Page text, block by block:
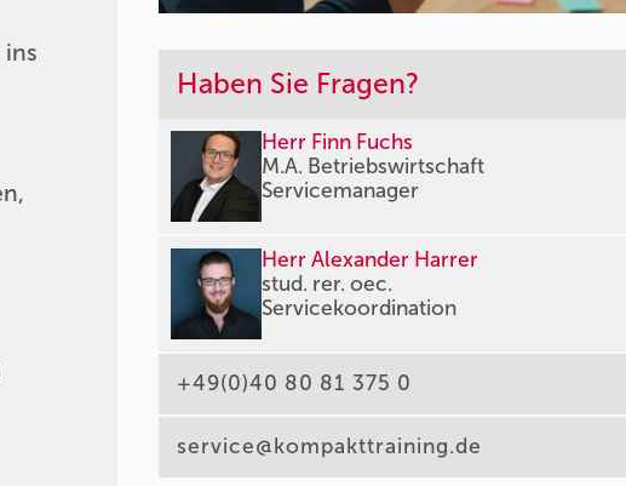
Haben Sie Fragen?
Herr Finn Fuchs
M.A. Betriebswirtschaft
Servicemanager
Herr Alexander Harrer
stud. rer. oec.
Servicekoordination
+49(0)40 80 81 375 0
service@kompakttraining.de